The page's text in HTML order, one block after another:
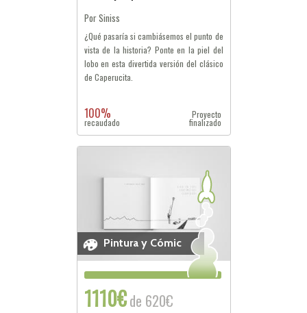
Por Siniss
¿Qué pasaría si cambiásemos el punto de
vista de la historia? Ponte en la piel del
lobo en esta divertida versión del clásico
de Caperucita.
100%
recaudado
Proyecto
finalizado
Pintura y Cómic
1110€de 620€